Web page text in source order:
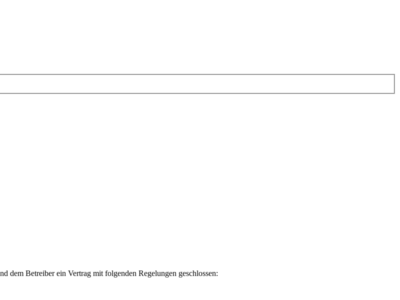
Betreiber ein Vertrag mit folgenden Regelungen geschlossen: